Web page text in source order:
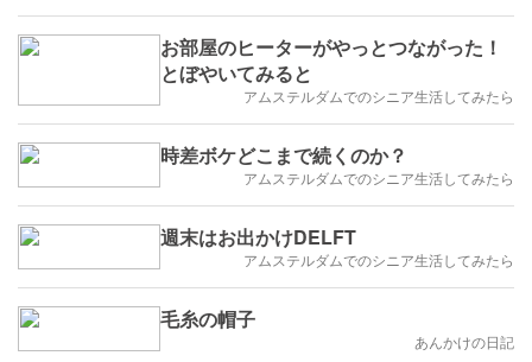
お部屋のヒーターがやっとつながった！
とぼやいてみると
アムステルダムでのシニア生活してみたら
時差ボケどこまで続くのか？
アムステルダムでのシニア生活してみたら
週末はお出かけDELFT
アムステルダムでのシニア生活してみたら
毛糸の帽子
あんかけの日記